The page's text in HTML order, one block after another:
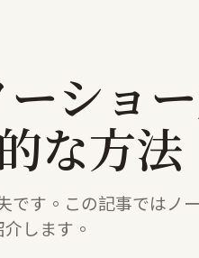
ショ
な方法
す。この記事ではノ
します。